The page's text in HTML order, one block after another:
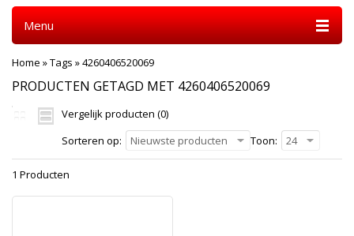
Menu
Home »Tags »4260406520069
PRODUCTEN GETAGD MET 4260406520069
Vergelijk producten (0)
Sorteren op:
Nieuwste producten Toon: 24
1 Producten